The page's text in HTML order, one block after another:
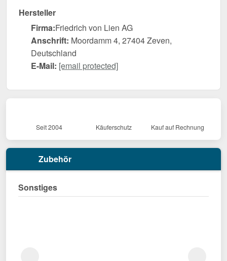
Hersteller
Firma:Friedrich von Lien AG
Anschrift: Moordamm 4, 27404 Zeven,
Deutschland
E-Mail: [email protected]
Seit 2004 Käuferschutz Kauf auf Rechnung
Zubehör
Sonstiges